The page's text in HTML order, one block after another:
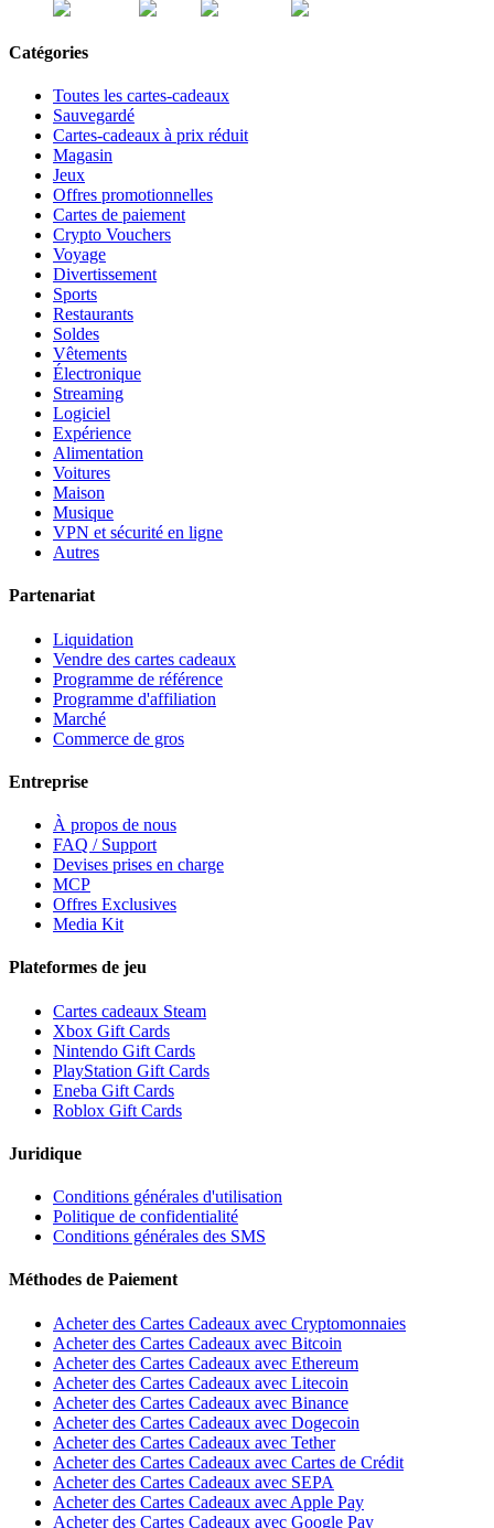
Catégories
Toutes les cartes-cadeaux
Sauvegardé
Cartes-cadeaux à prix réduit
Magasin
Jeux
Offres promotionnelles
Cartes de paiement
Crypto Vouchers
Voyage
Divertissement
Sports
Restaurants
Soldes
Vêtements
Électronique
Streaming
Logiciel
Expérience
Alimentation
Voitures
Maison
Musique
VPN et sécurité en ligne
Autres
Partenariat
Liquidation
Vendre des cartes cadeaux
Programme de référence
Programme d'affiliation
Marché
Commerce de gros
Entreprise
À propos de nous
FAQ / Support
Devises prises en charge
MCP
Offres Exclusives
Media Kit
Plateformes de jeu
Cartes cadeaux Steam
Xbox Gift Cards
Nintendo Gift Cards
PlayStation Gift Cards
Eneba Gift Cards
Roblox Gift Cards
Juridique
Conditions générales d'utilisation
Politique de confidentialité
Conditions générales des SMS
Méthodes de Paiement
Acheter des Cartes Cadeaux avec Cryptomonnaies
Acheter des Cartes Cadeaux avec Bitcoin
Acheter des Cartes Cadeaux avec Ethereum
Acheter des Cartes Cadeaux avec Litecoin
Acheter des Cartes Cadeaux avec Binance
Acheter des Cartes Cadeaux avec Dogecoin
Acheter des Cartes Cadeaux avec Tether
Acheter des Cartes Cadeaux avec Cartes de Crédit
Acheter des Cartes Cadeaux avec SEPA
Acheter des Cartes Cadeaux avec Apple Pay
Acheter des Cartes Cadeaux avec Google Pay